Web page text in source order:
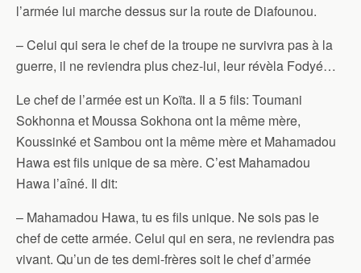
l’armée lui marche dessus sur la route de Diafounou.
– Celui qui sera le chef de la troupe ne survivra pas à la
guerre, il ne reviendra plus chez-lui, leur révèla Fodyé…
Le chef de l’armée est un Koïta. Il a 5 fils: Toumani
Sokhonna et Moussa Sokhona ont la même mère,
Koussinké et Sambou ont la même mère et Mahamadou
Hawa est fils unique de sa mère. C’est Mahamadou
Hawa l’aîné. Il dit:
– Mahamadou Hawa, tu es fils unique. Ne sois pas le
chef de cette armée. Celui qui en sera, ne reviendra pas
vivant. Qu’un de tes demi-frères soit le chef d’armée